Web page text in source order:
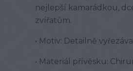
nejlepší kamarádkou,
zvířatům.
• Motiv: Detailně
• Materiál přívěsku: